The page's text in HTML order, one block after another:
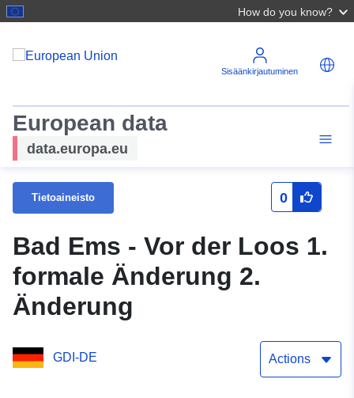
How do you know?
Sisäänkirjautuminen
European data
data.europa.eu
Tietoaineisto 0
Bad Ems - Vor der Loos 1.
formale Änderung 2.
Änderung
GDI-DE Actions